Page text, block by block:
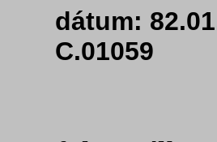
dátum:
C.01059